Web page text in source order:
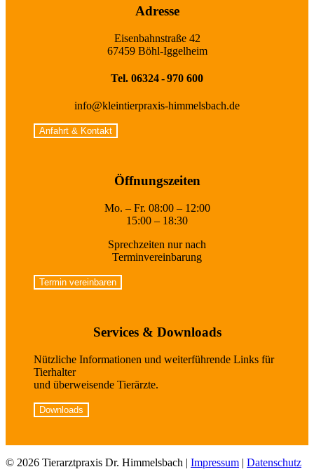
Adresse
Eisenbahnstraße 42
67459 Böhl-Iggelheim
Tel. 06324 - 970 600
info@kleintierpraxis-himmelsbach.de
Anfahrt & Kontakt
Öffnungszeiten
Mo. – Fr. 08:00 – 12:00
15:00 – 18:30
Sprechzeiten nur nach
Terminvereinbarung
Termin vereinbaren
Services & Downloads
Nützliche Informationen und weiterführende Links für
Tierhalter
und überweisende Tierärzte.
Downloads
© 2026 Tierarztpraxis Dr. Himmelsbach | Impressum | Datenschutz